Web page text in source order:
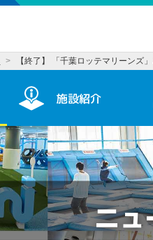
【終了】 「千葉ロッテマリーン
施設紹介
ニュ